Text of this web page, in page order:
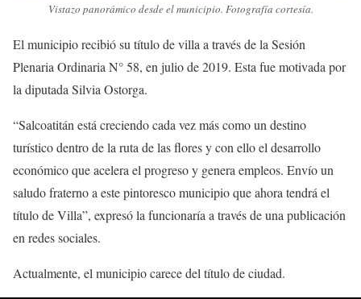
Vistazo panorámico desde el municipio. Fotografía cortesía.
El municipio recibió su título de villa a través de la Sesión
Plenaria Ordinaria N° 58, en julio de 2019. Esta fue motivada por
la diputada Silvia Ostorga.
“Salcoatitán está creciendo cada vez más como un destino
turístico dentro de la ruta de las flores y con ello el desarrollo
económico que acelera el progreso y genera empleos. Envío un
saludo fraterno a este pintoresco municipio que ahora tendrá el
título de Villa”, expresó la funcionaría a través de una publicación
en redes sociales.
Actualmente, el municipio carece del título de ciudad.